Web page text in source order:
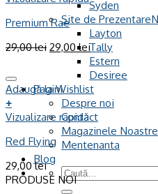
Syden
Site de Prezentare
Layton
Tally
Estern
Desiree
Pagini
Despre noi
Contact
Magazinele Noastre
Mentenanta
Blog
Caută
după:
Premium Rae
29,00lei 29,00lei
Adaugă la Wishlist
+
Vizualizare rapidă
Red Flying
29,00lei
PRODUSE NOI